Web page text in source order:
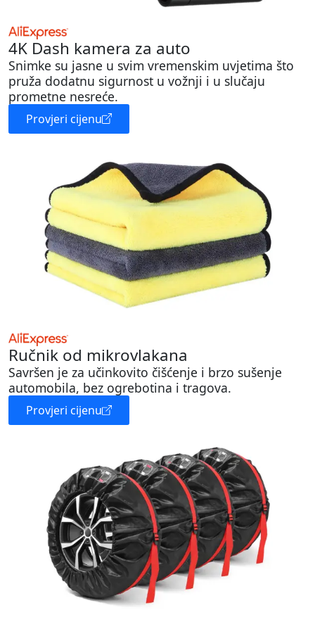
4K Dash kamera za auto
Snimke su jasne u svim vremenskim uvjetima što
pruža dodatnu sigurnost u vožnji i u slučaju
prometne nesreće.
Provjeri cijenu
Ručnik od mikrovlakana
Savršen je za učinkovito čišćenje i brzo sušenje
automobila, bez ogrebotina i tragova.
Provjeri cijenu